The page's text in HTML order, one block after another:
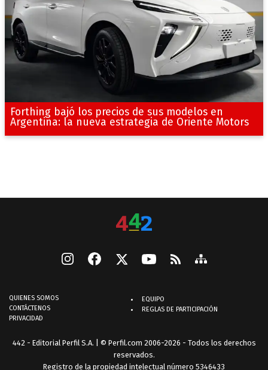
Forthing bajó los precios de sus modelos en
Argentina: la nueva estrategia de Oriente Motors
QUIENES SOMOS
CONTÁCTENOS
PRIVACIDAD
EQUIPO
REGLAS DE PARTICIPACIÓN
442 - Editorial Perfil S.A. | © Perfil.com 2006-2026 - Todos los derechos
reservados.
Registro de la propiedad intelectual número 5346433